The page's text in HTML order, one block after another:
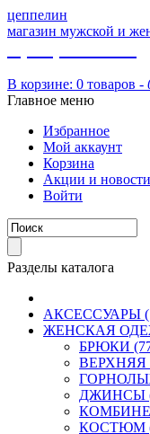
цеппелин
магазин мужской и
В корзине: 0 товаров -
Главное меню
Избранное
Мой аккаунт
Корзина
Акции и новости
Войти
Разделы каталога
АКСЕССУАРЫ
ЖЕНСКАЯ
БРЮКИ
ВЕРХНЯЯ
ДЖИНСЫ
КОСТЮМ